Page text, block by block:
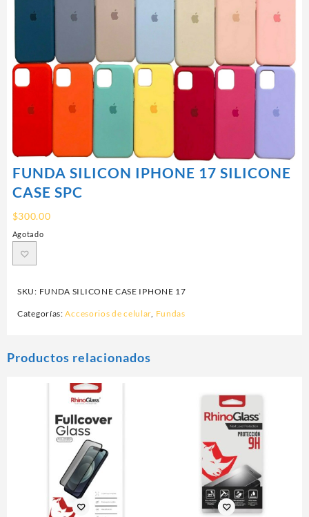
FUNDA SILICON IPHONE 17 SILICONE
CASE SPC
$300.00
Agotado
SKU: FUNDA SILICONE CASE IPHONE 17
Categorías:Accesorios de celular, Fundas
Productos relacionados